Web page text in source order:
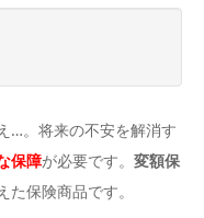
…。将来の不安を解消す
保障が必要です。 変額保
保険商品です。